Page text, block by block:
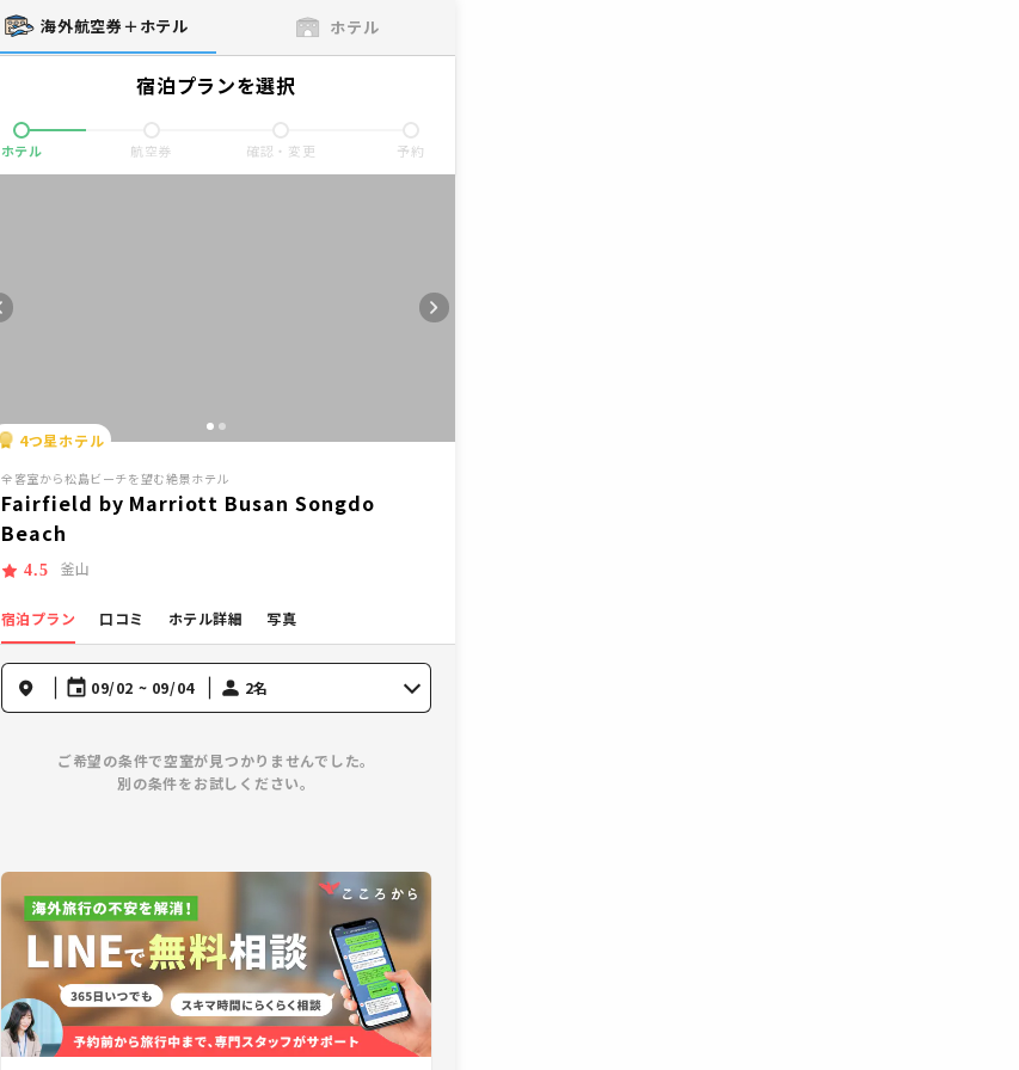
海外航空券＋ホテル ホテル
宿泊プランを選択
ホテル 航空券 確認・変更 予約
4つ星ホテル
全客室から松島ビーチを望む絶景ホテル
Fairfield by Marriott Busan Songdo
Beach
4.5 釜山
宿泊プラン 口コミ ホテル詳細 写真
09/02 ~ 09/04 2名
ご希望の条件で空室が見つかりませんでした。
別の条件をお試しください。